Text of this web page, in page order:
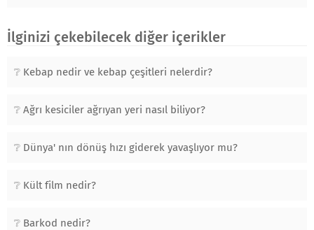
İlginizi çekebilecek diğer içerikler
Kebap nedir ve kebap çeşitleri nelerdir?
Ağrı kesiciler ağrıyan yeri nasıl biliyor?
Dünya' nın dönüş hızı giderek yavaşlıyor mu?
Kült film nedir?
Barkod nedir?